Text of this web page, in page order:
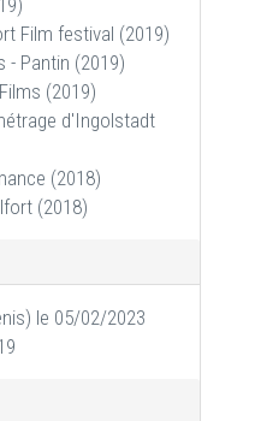
Film festival (2019)
- Pantin (2019)
(2019)
d'Ingolstadt
(2018)
(2018)
le 05/02/2023